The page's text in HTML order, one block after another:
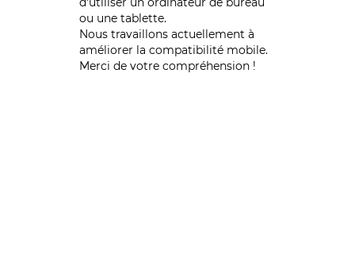
ou une tablette.
Nous travaillons actuellement à
améliorer la compatibilité mobile.
Merci de votre compréhension !